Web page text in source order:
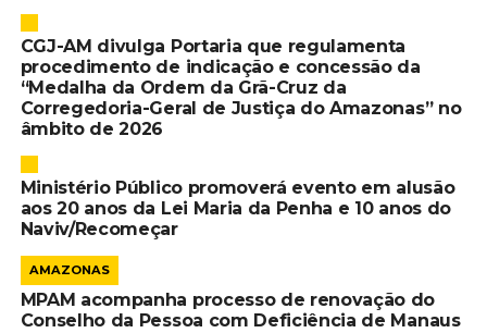
CGJ-AM divulga Portaria que regulamenta
procedimento de indicação e concessão da
“Medalha da Ordem da Grã-Cruz da
Corregedoria-Geral de Justiça do Amazonas” no
âmbito de 2026
Ministério Público promoverá evento em alusão
aos 20 anos da Lei Maria da Penha e 10 anos do
Naviv/Recomeçar
AMAZONAS
MPAM acompanha processo de renovação do
Conselho da Pessoa com Deficiência de Manaus